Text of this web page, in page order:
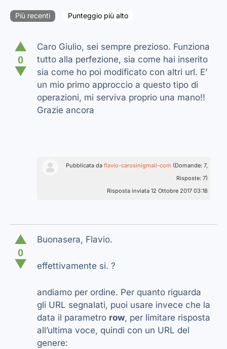
Più recenti Punteggio più alto
▲
0
▼
Caro Giulio, sei sempre prezioso. Funziona
tutto alla perfezione, sia come hai inserito
sia come ho poi modificato con altri url. E’
un mio primo approccio a questo tipo di
operazioni, mi serviva proprio una mano!!
Grazie ancora
Pubblicata da flavio-carosinigmail-com (Domande: 7,
Risposte: 7)
Risposta inviata 12 Ottobre 2017 03:18
▲
0
▼
Buonasera, Flavio.
effettivamente si. ?
andiamo per ordine. Per quanto riguarda
gli URL segnalati, puoi usare invece che la
data il parametro row, per limitare risposta
all’ultima voce, quindi con un URL del
genere: